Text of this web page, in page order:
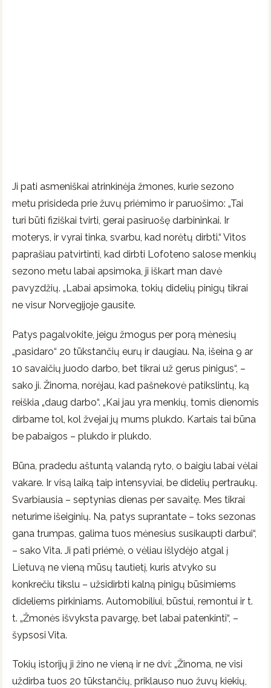
Ji pati asmeniškai atrinkinėja žmones, kurie sezono
metu prisideda prie žuvų priėmimo ir paruošimo: „Tai
turi būti fiziškai tvirti, gerai pasiruošę darbininkai. Ir
moterys, ir vyrai tinka, svarbu, kad norėtų dirbti.“ Vitos
paprašiau patvirtinti, kad dirbti Lofoteno salose menkių
sezono metu labai apsimoka, ji iškart man davė
pavyzdžių. „Labai apsimoka, tokių didelių pinigų tikrai
ne visur Norvegijoje gausite.
Patys pagalvokite, jeigu žmogus per porą mėnesių
„pasidaro“ 20 tūkstančių eurų ir daugiau. Na, išeina 9 ar
10 savaičių juodo darbo, bet tikrai už gerus pinigus“, –
sako ji. Žinoma, norėjau, kad pašnekovė patikslintų, ką
reiškia „daug darbo“. „Kai jau yra menkių, tomis dienomis
dirbame tol, kol žvejai jų mums plukdo. Kartais tai būna
be pabaigos – plukdo ir plukdo.
Būna, pradedu aštuntą valandą ryto, o baigiu labai vėlai
vakare. Ir visą laiką taip intensyviai, be didelių pertraukų.
Svarbiausia – septynias dienas per savaitę. Mes tikrai
neturime išeiginių. Na, patys suprantate – toks sezonas
gana trumpas, galima tuos mėnesius susikaupti darbui“,
– sako Vita. Ji pati priėmė, o vėliau išlydėjo atgal į
Lietuvą ne vieną mūsų tautietį, kuris atvyko su
konkrečiu tikslu – užsidirbti kalną pinigų būsimiems
dideliems pirkiniams. Automobiliui, būstui, remontui ir t.
t. „Žmonės išvyksta pavargę, bet labai patenkinti“, –
šypsosi Vita.
Tokių istorijų ji žino ne vieną ir ne dvi: „Žinoma, ne visi
uždirba tuos 20 tūkstančių, priklauso nuo žuvų kiekių,